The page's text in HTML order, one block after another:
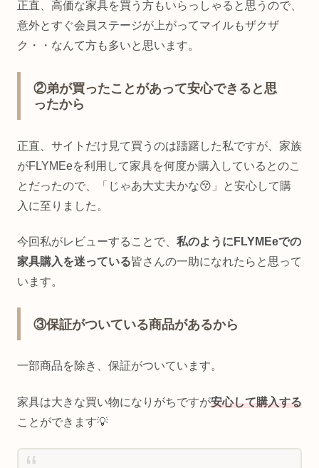
正直、高価な家具を買う方もいらっしゃると思うので、
意外とすぐ会員ステージが上がってマイルもザクザ
ク・・なんて方も多いと思います。
②弟が買ったことがあって安心できると思
ったから
正直、サイトだけ見て買うのは躊躇した私ですが、家族
がFLYMEeを利用して家具を何度か購入しているとのこ
とだったので、「じゃあ大丈夫かな😚」と安心して購
入に至りました。
今回私がレビューすることで、 私のようにFLYMEeでの
家具購入を迷っている皆さんの一助になれたらと思って
います。
③保証がついている商品があるから
一部商品を除き、保証がついています。
家具は大きな買い物になりがちですが安心して購入する
ことができます💡